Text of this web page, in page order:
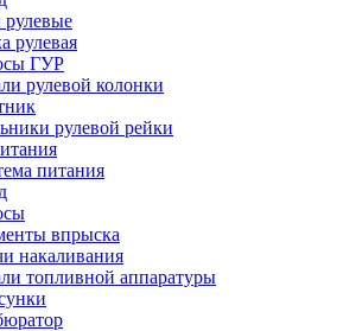
рулевые
рулевая
ГУР
рулевой колонки
рулевой рейки
питания
впрыска
накаливания
топливной аппаратуры